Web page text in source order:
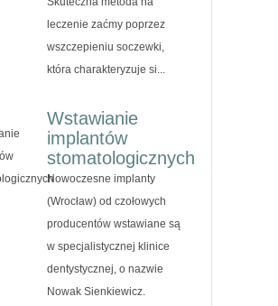
leczenie zaćmy poprzez
wszczepieniu soczewki,
która charakteryzuje si...
Wstawianie
implantów
stomatologicznych
Nowoczesne implanty
(Wrocław) od czołowych
producentów wstawiane są
w specjalistycznej klinice
dentystycznej, o nazwie
Nowak Sienkiewicz.